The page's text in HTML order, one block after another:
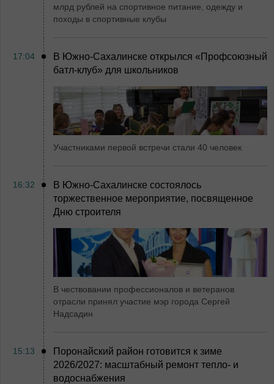
млрд рублей на спортивное питание, одежду и
походы в спортивные клубы
17:04
В Южно-Сахалинске открылся «Профсоюзный
батл-клуб» для школьников
Участниками первой встречи стали 40 человек
16:32
В Южно-Сахалинске состоялось
торжественное мероприятие, посвященное
Дню строителя
В чествовании профессионалов и ветеранов
отрасли принял участие мэр города Сергей
Надсадин
15:13
Поронайский район готовится к зиме
2026/2027: масштабный ремонт тепло- и
водоснабжения